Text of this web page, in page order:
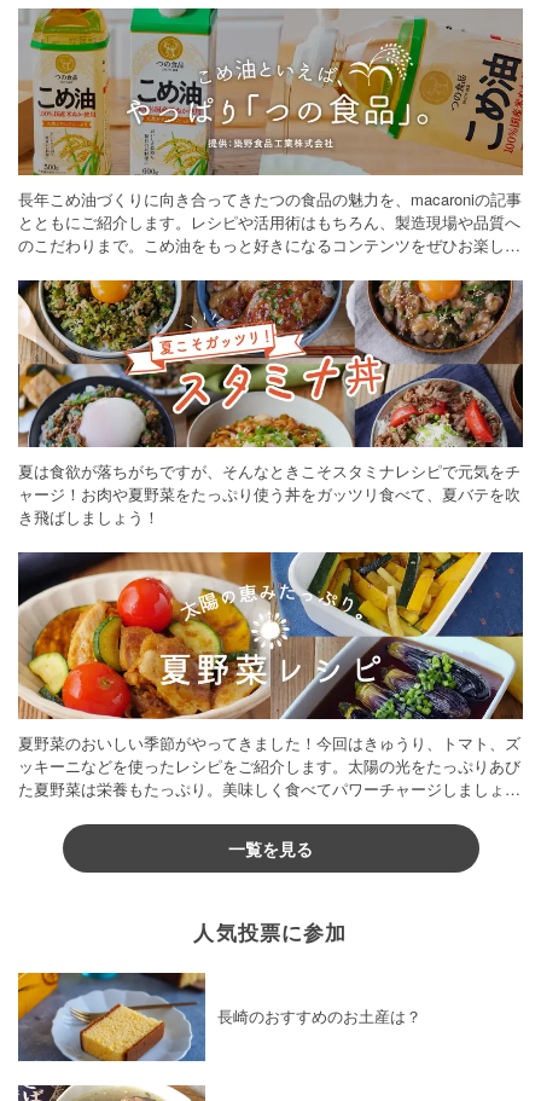
長年こめ油づくりに向き合ってきたつの食品の魅力を、macaroniの記事
とともにご紹介します。レシピや活用術はもちろん、製造現場や品質へ
のこだわりまで。こめ油をもっと好きになるコンテンツをぜひお楽しみ
夏は食欲が落ちがちですが、そんなときこそスタミナレシピで元気をチ
ャージ！お肉や夏野菜をたっぷり使う丼をガッツリ食べて、夏バテを吹
き飛ばしましょう！
夏野菜のおいしい季節がやってきました！今回はきゅうり、トマト、ズ
ッキーニなどを使ったレシピをご紹介します。太陽の光をたっぷりあび
た夏野菜は栄養もたっぷり。美味しく食べてパワーチャージしましょう
一覧を見る
人気投票に参加
長崎のおすすめのお土産は？